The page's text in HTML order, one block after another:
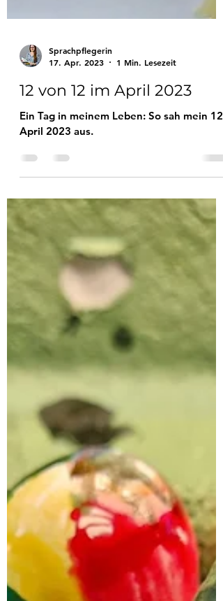
Sprachpflegerin
17. Apr. 2023
1 Min. Lesezeit
12 von 12 im April 2023
April 2023 aus.